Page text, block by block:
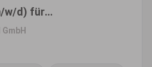
w/d) für